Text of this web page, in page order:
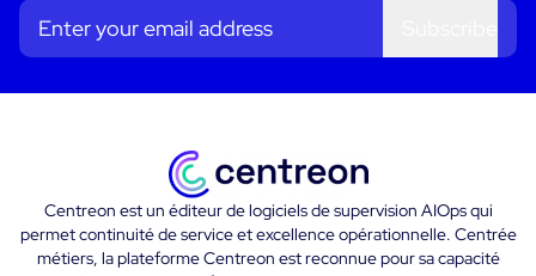
Centreon est un éditeur de logiciels de supervision AIOps qui
permet continuité de service et excellence opérationnelle. Centrée
métiers, la plateforme Centreon est reconnue pour sa capacité